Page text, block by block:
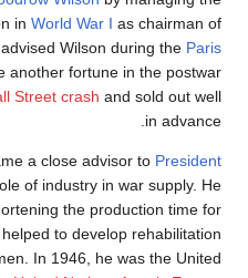
inWorld War I as chairman of
advised Wilson during theParis
another fortune in the postwar
Wall Street crashand sold out well
in advance.
a close advisor toPresident
role of industry in war supply. He
the production time for
helped to develop rehabilitation
In 1946, he was the United